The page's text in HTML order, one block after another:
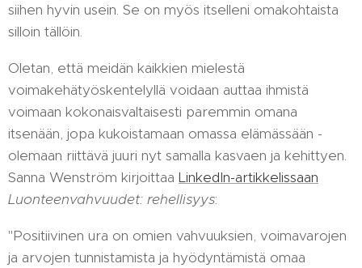
siihen hyvin usein. Se on myös itselleni omakohtaista
silloin tällöin.
Oletan, että meidän kaikkien mielestä
voimakehätyöskentelyllä voidaan auttaa ihmistä
voimaan kokonaisvaltaisesti paremmin omana
itsenään, jopa kukoistamaan omassa elämässään -
olemaan riittävä juuri nyt samalla kasvaen ja kehittyen.
Sanna Wenström kirjoittaa LinkedIn-artikkelissaan
Luonteenvahvuudet: rehellisyys:
"Positiivinen ura on omien vahvuuksien, voimavarojen
ja arvojen tunnistamista ja hyödyntämistä omaa